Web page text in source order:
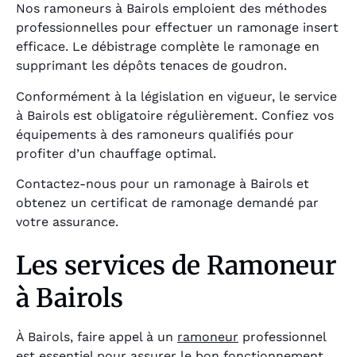
Nos ramoneurs à Bairols emploient des méthodes
professionnelles pour effectuer un ramonage insert
efficace. Le débistrage complète le ramonage en
supprimant les dépôts tenaces de goudron.
Conformément à la législation en vigueur, le service
à Bairols est obligatoire régulièrement. Confiez vos
équipements à des ramoneurs qualifiés pour
profiter d’un chauffage optimal.
Contactez-nous pour un ramonage à Bairols et
obtenez un certificat de ramonage demandé par
votre assurance.
Les services de Ramoneur
à Bairols
À Bairols, faire appel à un ramoneur professionnel